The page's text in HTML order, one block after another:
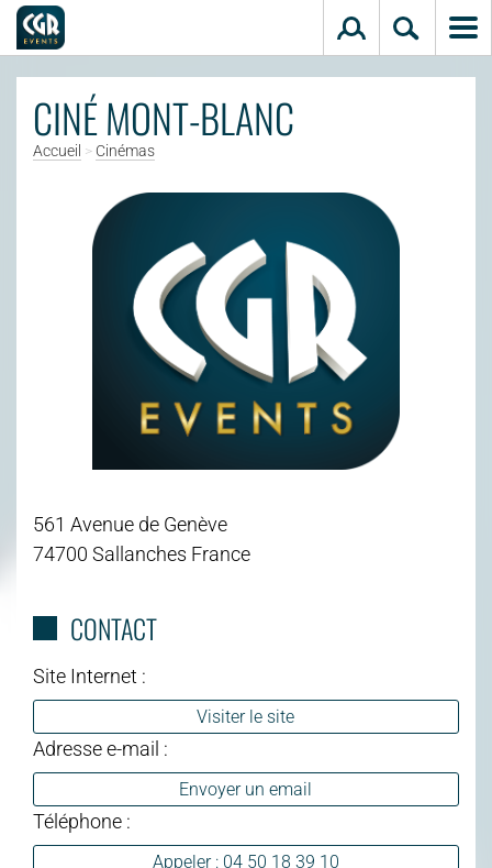
Aller au contenu principal
CINÉ MONT-BLANC
Accueil > Cinémas
561 Avenue de Genève
74700 Sallanches France
CONTACT
Site Internet :
Visiter le site
Adresse e-mail :
Envoyer un email
Téléphone :
Appeler : 04 50 18 39 10